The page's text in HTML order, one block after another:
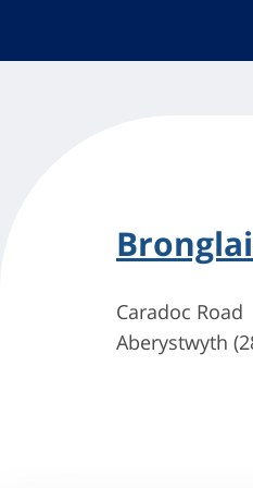
Caradoc Road
Aberystwyth